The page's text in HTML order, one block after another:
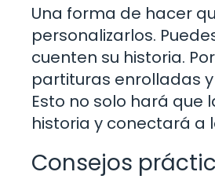
Una forma de hacer
personalizarlos.
cuenten su historia.
partituras enrolladas
Esto no solo hará
historia y conectará a
Consejos